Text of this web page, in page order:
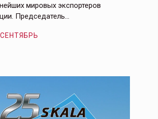
мировых экспортеров
Председатель…